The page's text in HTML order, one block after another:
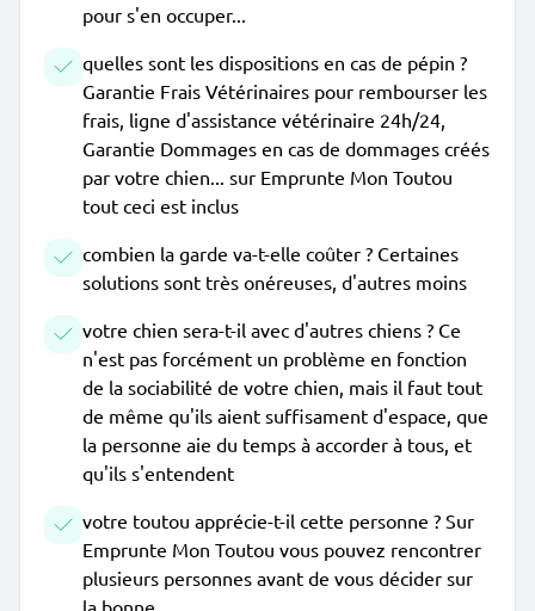
pour s'en occuper...
quelles sont les dispositions en cas de pépin ?
Garantie Frais Vétérinaires pour rembourser les
frais, ligne d'assistance vétérinaire 24h/24,
Garantie Dommages en cas de dommages créés
par votre chien... sur Emprunte Mon Toutou
tout ceci est inclus
combien la garde va-t-elle coûter ? Certaines
solutions sont très onéreuses, d'autres moins
votre chien sera-t-il avec d'autres chiens ? Ce
n'est pas forcément un problème en fonction
de la sociabilité de votre chien, mais il faut tout
de même qu'ils aient suffisament d'espace, que
la personne aie du temps à accorder à tous, et
qu'ils s'entendent
votre toutou apprécie-t-il cette personne ? Sur
Emprunte Mon Toutou vous pouvez rencontrer
plusieurs personnes avant de vous décider sur
la bonne.